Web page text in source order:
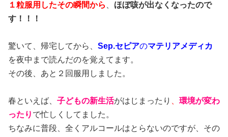
１粒服用したその瞬間から
ほぼ咳が出なくなったので
す！！！
驚いて、帰宅してから、 Sep.セピアのマテリアメディカ
を夜中まで読んだのを覚えてます。
その後、あと２回服用しました。
春といえば、 子どもの新生活がはじまったり
環境が変わ
ったり で忙しくしてました。
ちなみに普段、全くアルコールはとらないのですが、その